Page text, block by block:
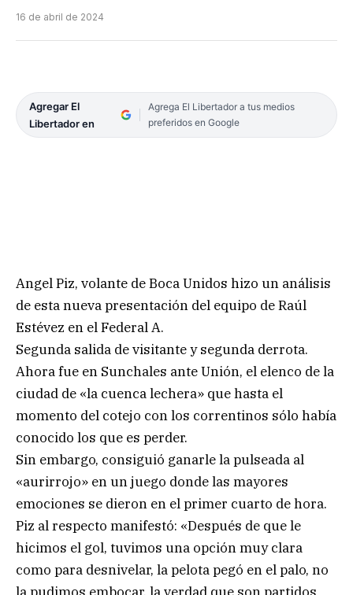
16 de abril de 2024
Agregar El
Libertador en
Agrega El Libertador a tus medios
preferidos en Google
Angel Piz, volante de Boca Unidos hizo un análisis
de esta nueva presentación del equipo de Raúl
Estévez en el Federal A.
Segunda salida de visitante y segunda derrota.
Ahora fue en Sunchales ante Unión, el elenco de la
ciudad de «la cuenca lechera» que hasta el
momento del cotejo con los correntinos sólo había
conocido los que es perder.
Sin embargo, consiguió ganarle la pulseada al
«aurirrojo» en un juego donde las mayores
emociones se dieron en el primer cuarto de hora.
Piz al respecto manifestó: «Después de que le
hicimos el gol, tuvimos una opción muy clara
como para desnivelar, la pelota pegó en el palo, no